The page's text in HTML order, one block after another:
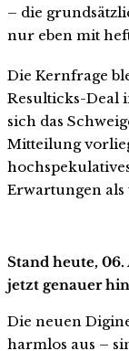
– die
nur eben mit
Die Kernfrage
Resulticks-Deal
sich das
Mitteilung
Erwartungen als
Stand heute,
jetzt genauer
Die neuen
harmlos aus –